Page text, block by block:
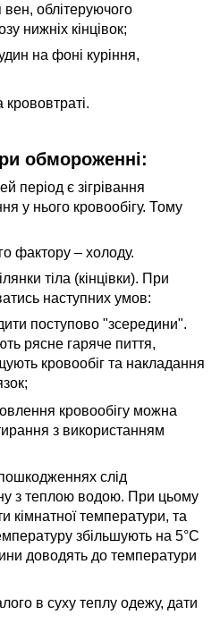
облітеруючого
нижніх кінцівок;
на фоні куріння,
крововтраті.
обмороженні:
період є зігрівання
у нього кровообігу. Тому
фактору – холоду.
тіла (кінцівки). При
наступних умов:
поступово "зсередини".
рясне гаряче пиття,
кровообіг та накладання
кровообігу можна
з використанням
слід
з теплою водою. При цьому
кімнатної температури, та
збільшують на 5°С
доводять до температури
в суху теплу одежу, дати